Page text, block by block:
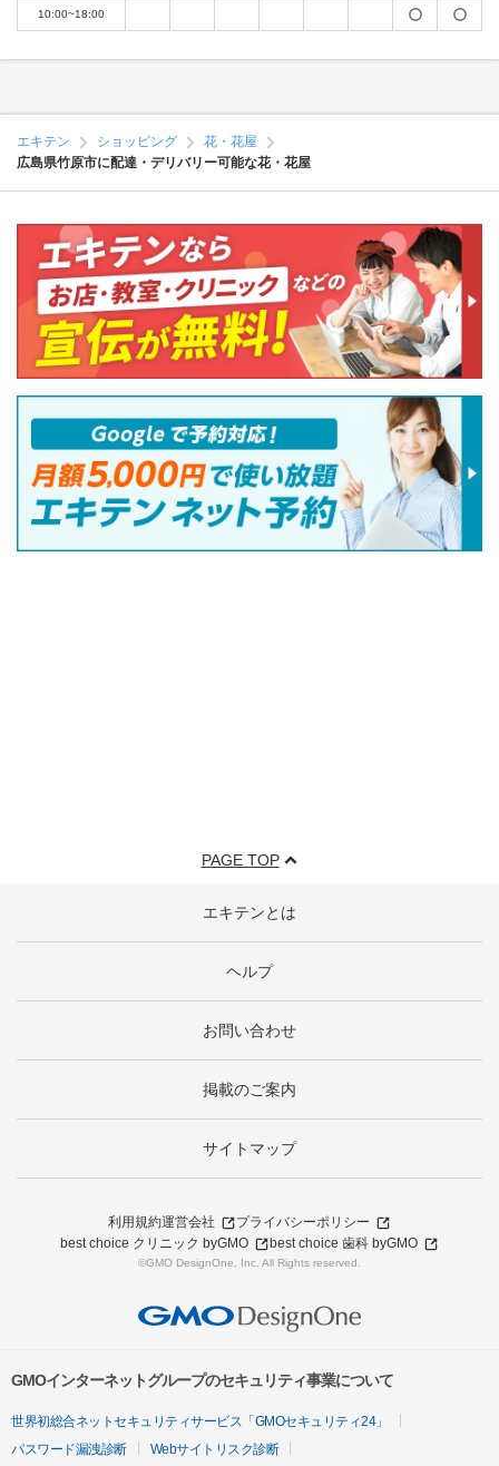
10:00~18:00
エキテン ショッピング
花・花屋
広島県竹原市に配達・デリバリー可能な花・花屋
PAGE TOP
エキテンとは
ヘルプ
お問い合わせ
掲載のご案内
サイトマップ
利用規約運営会社
プライバシーポリシー
best choice クリニック byGMO
best choice 歯科 byGMO
©GMO DesignOne, Inc. All Rights reserved.
GMOインターネットグループのセキュリティ事業について
世界初総合ネットセキュリティサービス「GMOセキュリティ24」
パスワード漏洩診断
Webサイトリスク診断